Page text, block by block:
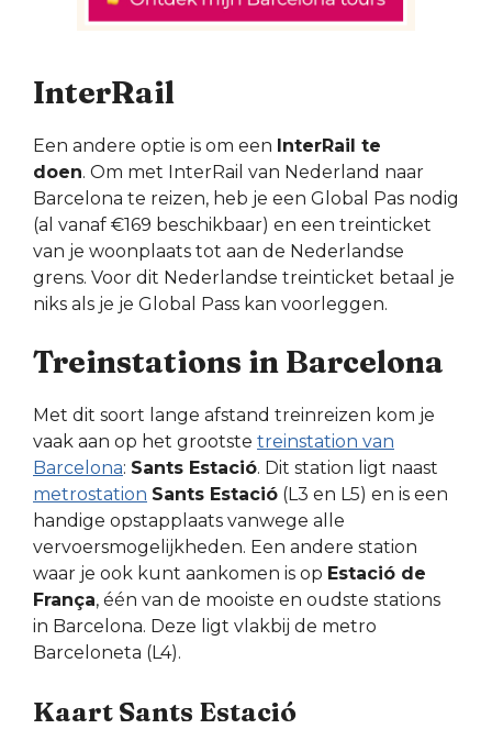
InterRail
Een andere optie is om een InterRail te
doen. Om met InterRail van Nederland naar
Barcelona te reizen, heb je een Global Pas nodig
(al vanaf €169 beschikbaar) en een treinticket
van je woonplaats tot aan de Nederlandse
grens. Voor dit Nederlandse treinticket betaal je
niks als je je Global Pass kan voorleggen.
Treinstations in Barcelona
Met dit soort lange afstand treinreizen kom je
vaak aan op het grootste treinstation van
Barcelona: Sants Estació. Dit station ligt naast
metrostation Sants Estació (L3 en L5) en is een
handige opstapplaats vanwege alle
vervoersmogelijkheden. Een andere station
waar je ook kunt aankomen is op Estació de
França, één van de mooiste en oudste stations
in Barcelona. Deze ligt vlakbij de metro
Barceloneta (L4).
Kaart Sants Estació